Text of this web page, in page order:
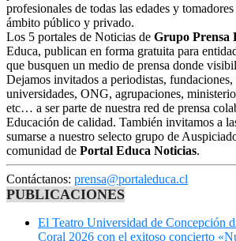
profesionales de todas las edades y
ámbito público y privado.
Los 5 portales de Noticias de Grupo Prensa
Educa, publican en forma gratuita para
que busquen un medio de prensa donde
Dejamos invitados a periodistas,
universidades, ONG, agrupaciones,
etc… a ser parte de nuestra red de prensa
Educación de calidad. También invitamos a
sumarse a nuestro selecto grupo de
comunidad de Portal Educa Noticias.
Contáctanos: prensa@portaleduca.cl
PUBLICACIONES
El Teatro Universidad de Concepción
Coral 2026 con el exitoso concierto